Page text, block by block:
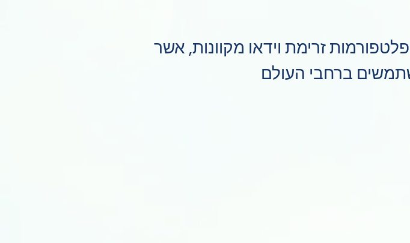
זרימת וידאו מקוונות, אשר